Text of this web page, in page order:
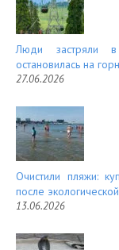
Люди застряли в
остановилась на
27.06.2026
Очистили пляжи:
после
13.06.2026